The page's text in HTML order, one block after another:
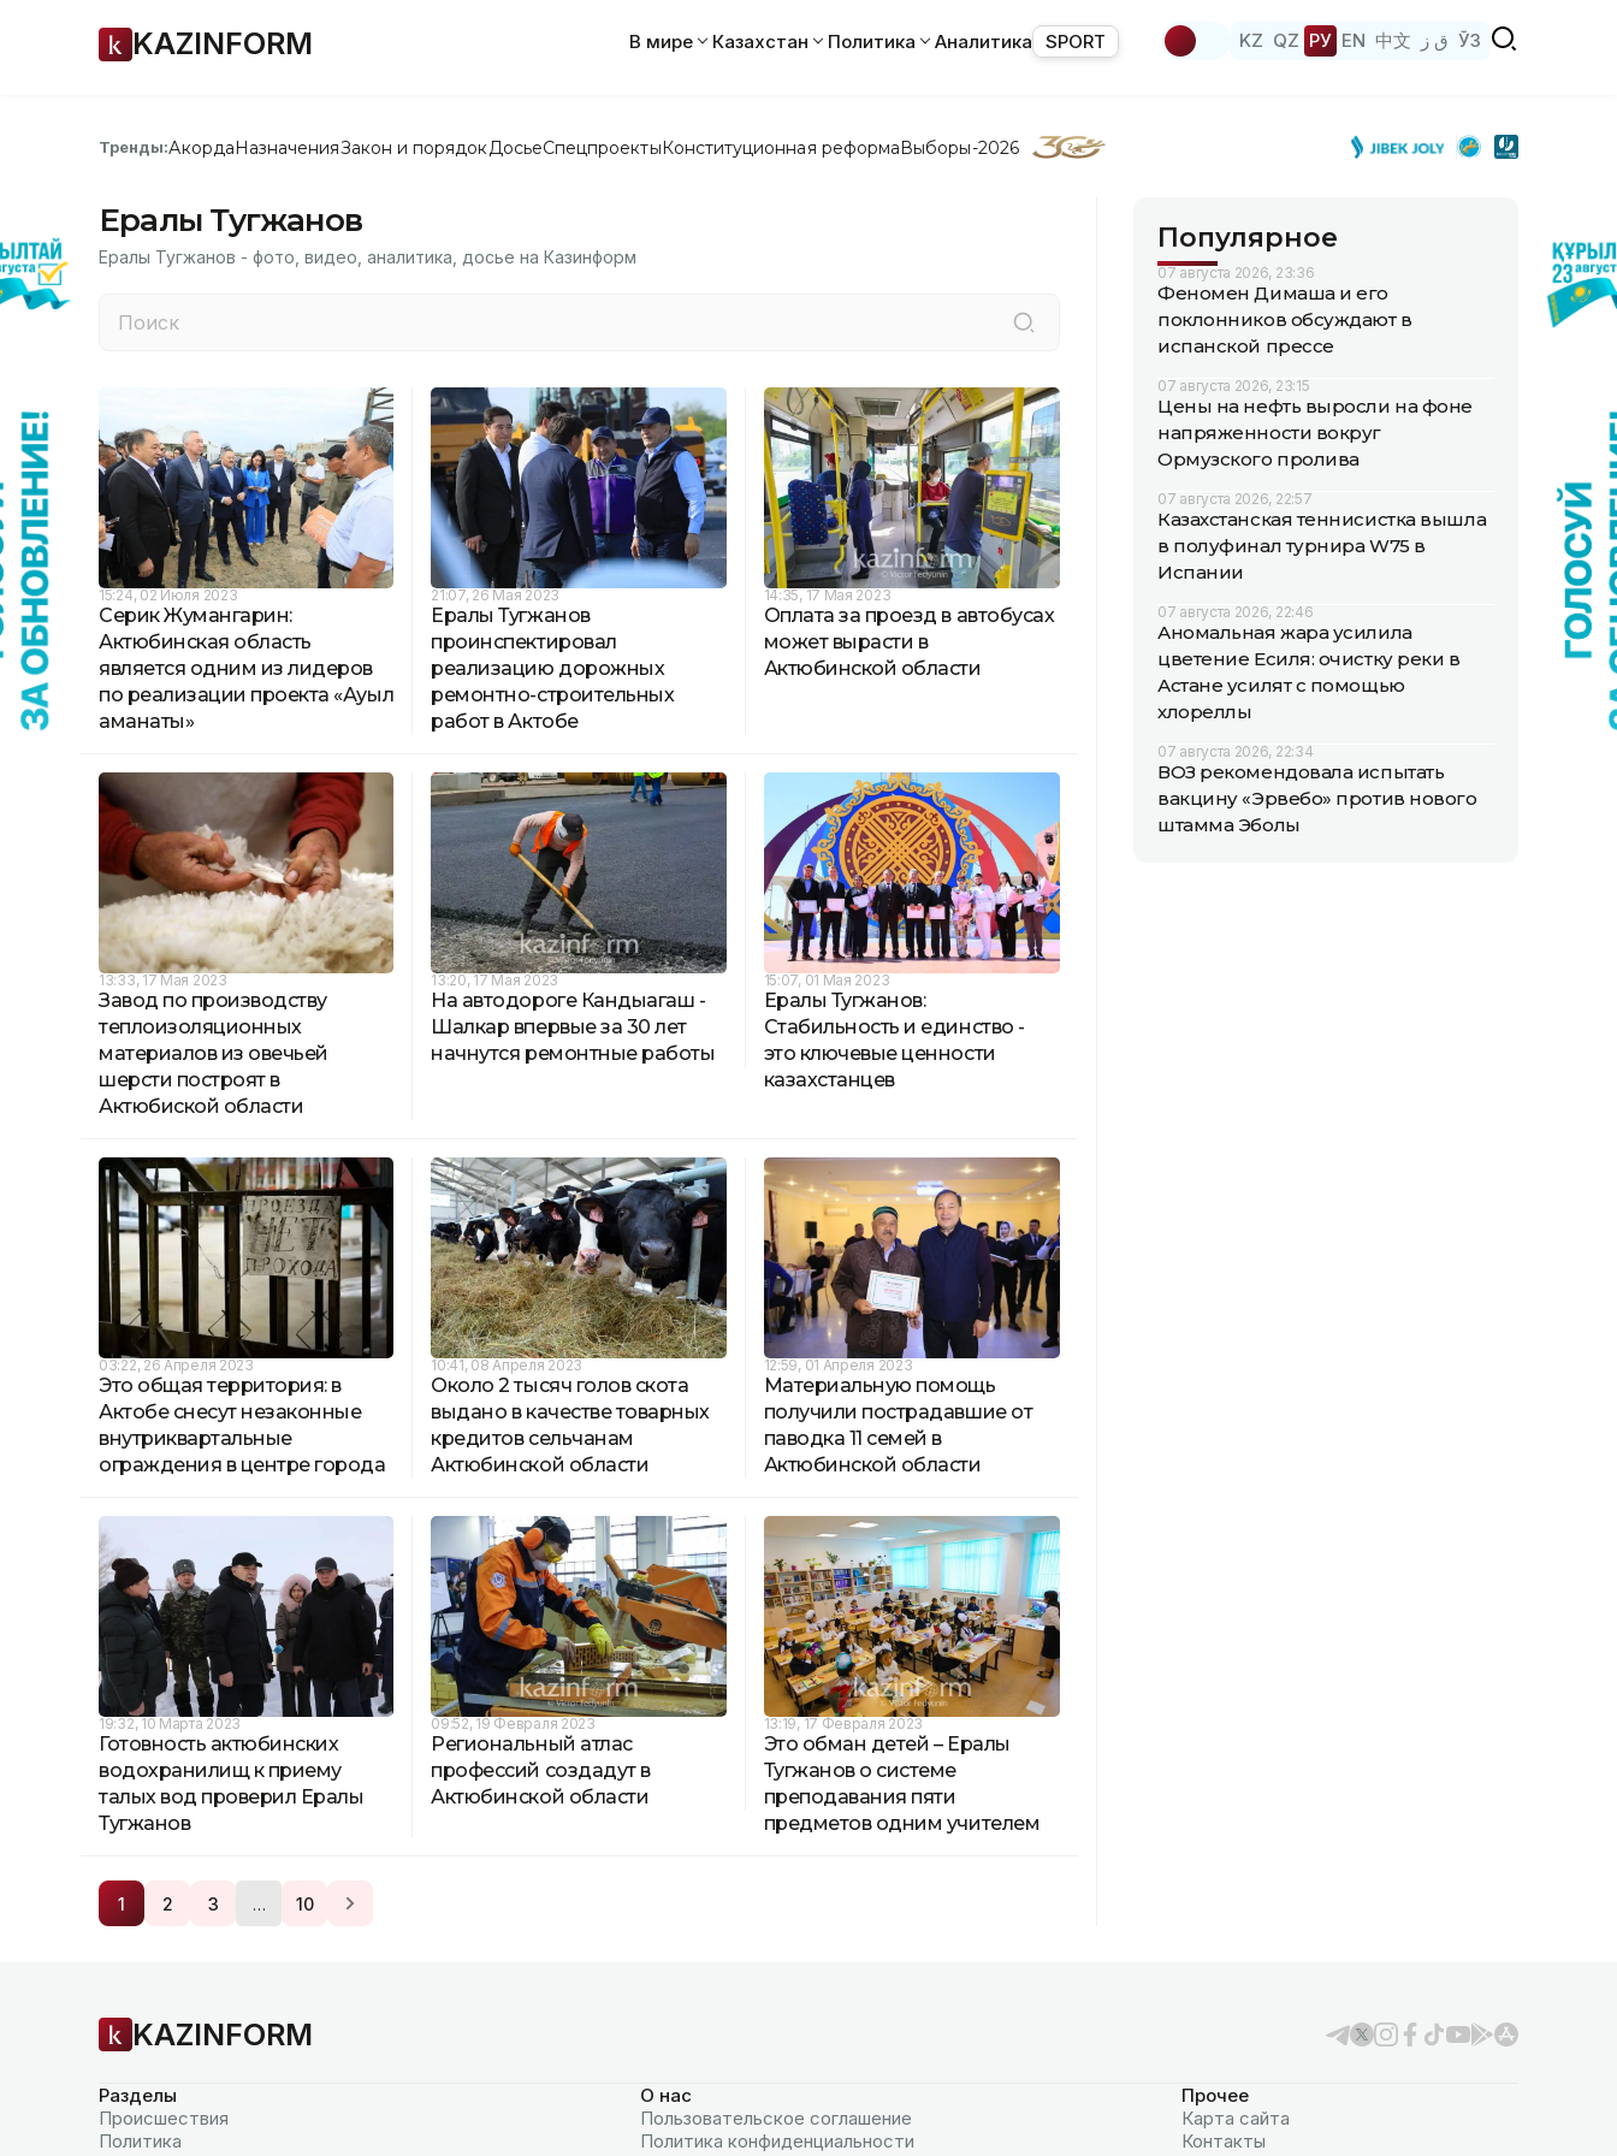
KAZINFORM В мире Казахстан Политика Аналитика SPORT KZ QZ РУ EN 中文 ق ز ЎЗ
Тренды:АкордаНазначенияЗакон и порядок ДосьеСпецпроектыКонституционная реформаВыборы-2026
Ералы Тугжанов
Ералы Тугжанов - фото, видео, аналитика, досье на Казинформ
15:24, 02 Июля 2023
Серик Жумангарин:
Актюбинская область
является одним из лидеров
по реализации проекта «Ауыл
аманаты»
21:07, 26 Мая 2023
Ералы Тугжанов
проинспектировал
реализацию дорожных
ремонтно-строительных
работ в Актобе
14:35, 17 Мая 2023
Оплата за проезд в автобусах
может вырасти в
Актюбинской области
13:33, 17 Мая 2023
Завод по производству
теплоизоляционных
материалов из овечьей
шерсти построят в
Актюбиской области
13:20, 17 Мая 2023
На автодороге Кандыагаш -
Шалкар впервые за 30 лет
начнутся ремонтные работы
15:07, 01 Мая 2023
Ералы Тугжанов:
Стабильность и единство -
это ключевые ценности
казахстанцев
03:22, 26 Апреля 2023
Это общая территория: в
Актобе снесут незаконные
внутриквартальные
ограждения в центре города
10:41, 08 Апреля 2023
Около 2 тысяч голов скота
выдано в качестве товарных
кредитов сельчанам
Актюбинской области
12:59, 01 Апреля 2023
Материальную помощь
получили пострадавшие от
паводка 11 семей в
Актюбинской области
19:32, 10 Марта 2023
Готовность актюбинских
водохранилищ к приему
талых вод проверил Ералы
Тугжанов
09:52, 19 Февраля 2023
Региональный атлас
профессий создадут в
Актюбинской области
13:19, 17 Февраля 2023
Это обман детей – Ералы
Тугжанов о системе
преподавания пяти
предметов одним учителем
1 2 3 … 10
Популярное
07 августа 2026, 23:36
Феномен Димаша и его
поклонников обсуждают в
испанской прессе
07 августа 2026, 23:15
Цены на нефть выросли на фоне
напряженности вокруг
Ормузского пролива
07 августа 2026, 22:57
Казахстанская теннисистка вышла
в полуфинал турнира W75 в
Испании
07 августа 2026, 22:46
Аномальная жара усилила
цветение Есиля: очистку реки в
Астане усилят с помощью
хлореллы
07 августа 2026, 22:34
ВОЗ рекомендовала испытать
вакцину «Эрвебо» против нового
штамма Эболы
KAZINFORM
Разделы
Происшествия
Политика
О нас
Пользовательское соглашение
Политика конфиденциальности
Прочее
Карта сайта
Контакты